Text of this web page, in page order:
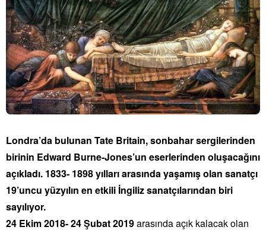
Londra’da bulunan Tate Britain, sonbahar sergilerinden
birinin Edward Burne-Jones’un eserlerinden oluşacağını
açıkladı. 1833- 1898 yılları arasında yaşamış olan sanatçı
19’uncu yüzyılın en etkili İngiliz sanatçılarından biri
sayılıyor.
24 Ekim 2018- 24 Şubat 2019arasında açık kalacak olan